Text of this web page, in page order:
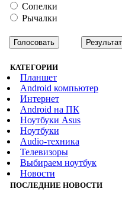
Сопелки
Рычалки
КАТЕГОРИИ
Планшет
Android компьютер
Интернет
Android на ПК
Ноутбуки Asus
Ноутбуки
Audiо-техника
Телевизоры
Выбираем ноутбук
Новости
ПОСЛЕДНИЕ НОВОСТИ